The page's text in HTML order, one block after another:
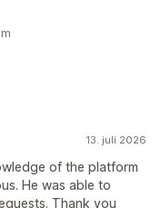
13. juli 2026
of the platform
He was able to
Thank you